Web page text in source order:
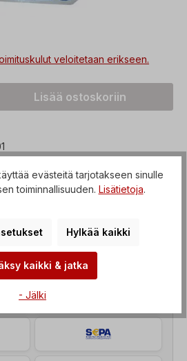
veloitetaan erikseen.
Syötä haluttu arvo tai
Lisää ostoskoriin
+ pakkaus
evästeitä tarjotakseen sinulle
toiminnallisuuden. Lisätietoja.
Hylkää kaikki
kaikki & jatka
- Jälki